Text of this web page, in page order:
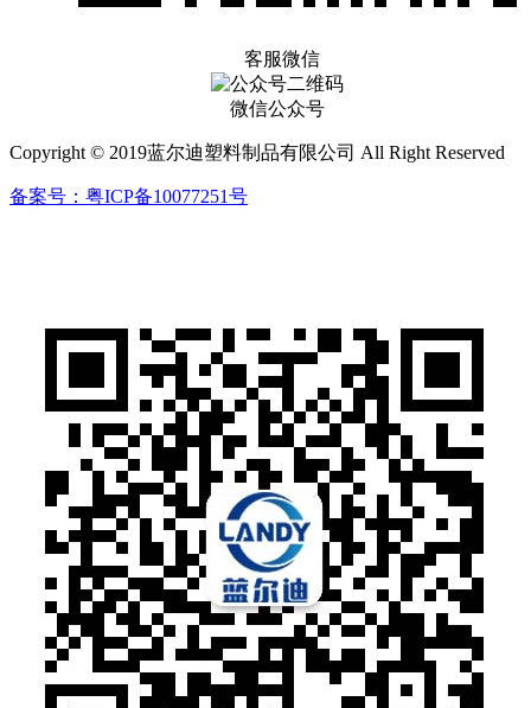
客服微信
微信公众号
Copyright © 2019蓝尔迪塑料制品有限公司 All Right Reserved
备案号：粤ICP备10077251号